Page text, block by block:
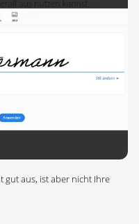
gut aus, ist aber nicht Ihre